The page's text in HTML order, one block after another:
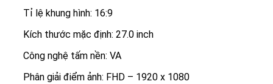
Tỉ lệ khung hình: 16:9
Kích thước mặc định: 27.0 inch
Công nghệ tấm nền: VA
Phân giải điểm ảnh: FHD – 1920 x 1080